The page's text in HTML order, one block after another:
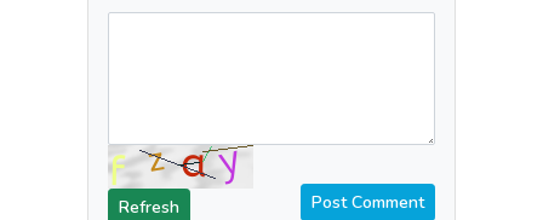
Refresh